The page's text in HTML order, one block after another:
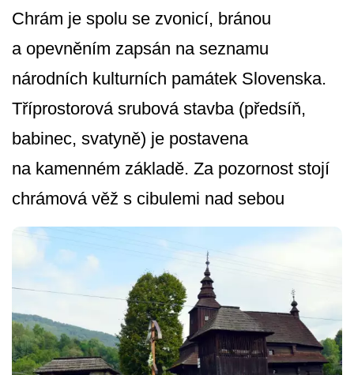
Chrám je spolu se zvonicí, bránou
a opevněním zapsán na seznamu
národních kulturních památek Slovenska.
Tříprostorová srubová stavba (předsíň,
babinec, svatyně) je postavena
na kamenném základě. Za pozornost stojí
chrámová věž s cibulemi nad sebou